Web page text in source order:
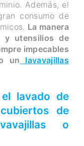
Además, el
consumo de
La manera
y utensilios de
impecables
un lavavajillas
el lavado de
de
o